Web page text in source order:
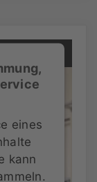
eines
kann